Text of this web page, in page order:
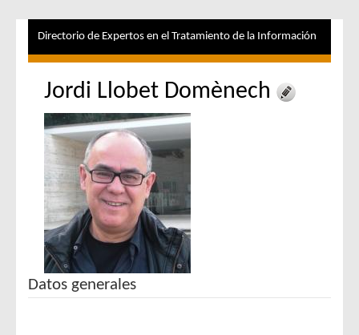
Directorio de Expertos en el Tratamiento de la Información
Jordi Llobet Domènech
Datos generales